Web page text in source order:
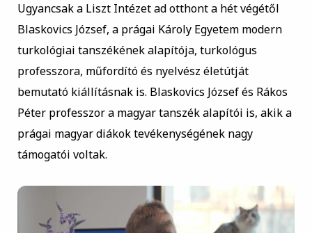
Ugyancsak a Liszt Intézet ad otthont a hét végétől
Blaskovics József, a prágai Károly Egyetem modern
turkológiai tanszékének alapítója, turkológus
professzora, műfordító és nyelvész életútját
bemutató kiállításnak is. Blaskovics József és Rákos
Péter professzor a magyar tanszék alapítói is, akik a
prágai magyar diákok tevékenységének nagy
támogatói voltak.